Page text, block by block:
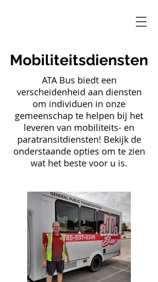
Mobiliteitsdiensten
ATA Bus biedt een
verscheidenheid aan diensten
om individuen in onze
gemeenschap te helpen bij het
leveren van mobiliteits- en
paratransitdiensten! Bekijk de
onderstaande opties om te zien
wat het beste voor u is.